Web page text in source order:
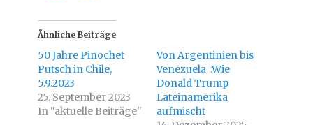
,
u
m
ü
b
e
r
T
i
t
t
,
u
m
u
f
F
e
b
o
Ähnliche Beiträge
50 Jahre Pinochet
Putsch in Chile,
5.9.2023
25. September 2023
In "aktuelle Beiträge"
Von Argentinien bis
Venezuela :Wie
Donald Trump
Lateinamerika
aufmischt